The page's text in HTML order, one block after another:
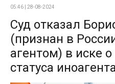
05:46 | 28-08-2024
Суд отказал
(признан в
агентом) в иске
статуса